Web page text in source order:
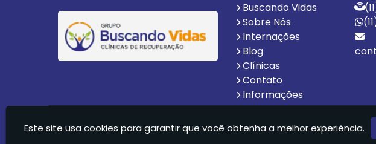
Buscando Vidas
Sobre Nós
Internações
Blog
Clínicas
Contato
Informações
Clinica De Recuperação Vida Nova Suzano Ltda - CLÍNICA DE RECUPERAÇÃO
Este site usa cookies para garantir que você obtenha a melhor experiência.